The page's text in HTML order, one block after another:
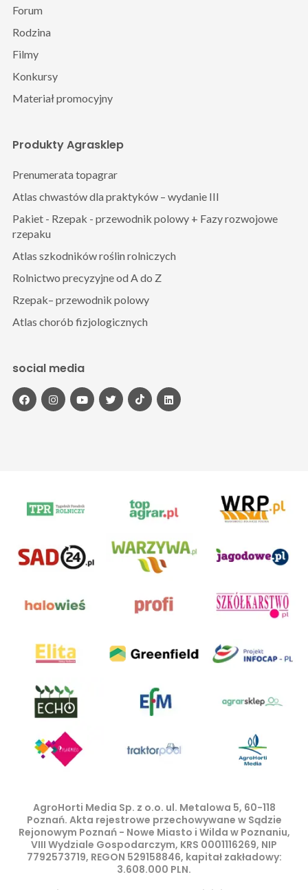
Produkty Agrasklep
Prenumerata topagrar
Atlas chwastów dla praktyków – wydanie III
Pakiet - Rzepak - przewodnik polowy + Fazy rozwojowe
rzepaku
Atlas szkodników roślin rolniczych
Rolnictwo precyzyjne od A do Z
Rzepak– przewodnik polowy
Atlas chorób fizjologicznych
Forum
Rodzina
Filmy
Konkursy
Materiał promocyjny
social media
AgroHorti Media Sp. z o.o. ul. Metalowa 5, 60-118
Poznań. Akta rejestrowe przechowywane w Sądzie
Rejonowym Poznań - Nowe Miasto i Wilda w Poznaniu,
VIII Wydziale Gospodarczym, KRS 0001116269, NIP
7792573719, REGON 529158846, kapitał zakładowy:
3.608.000 PLN.